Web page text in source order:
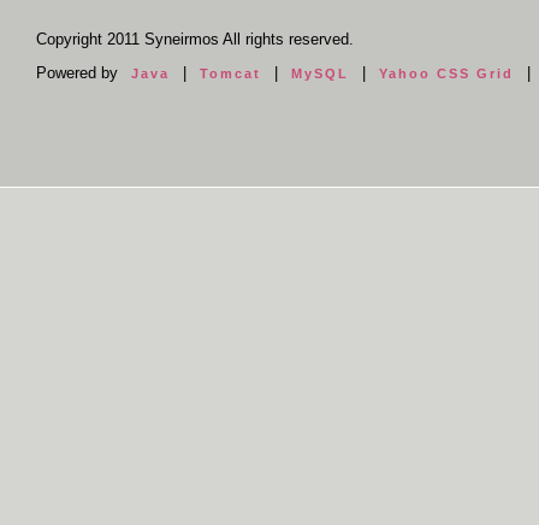
Copyright 2011 Syneirmos All rights reserved.
Powered by
Java Tomcat MySQL Yahoo CSS Grid